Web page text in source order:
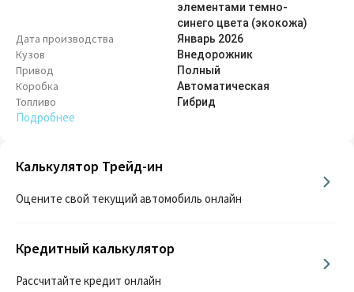
элементами темно-
синего цвета (экокожа)
Дата производства Январь 2026
Кузов Внедорож­ник
Привод Полный
Коробка Автоматическая
Топливо Гибрид
Подробнее
Калькулятор Трейд-ин
Оцените свой текущий автомобиль онлайн
Кредитный калькулятор
Рассчитайте кредит онлайн